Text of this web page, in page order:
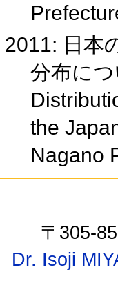
2011: 日本
分布に
the
Nagano
〒305-
Dr. Isoji